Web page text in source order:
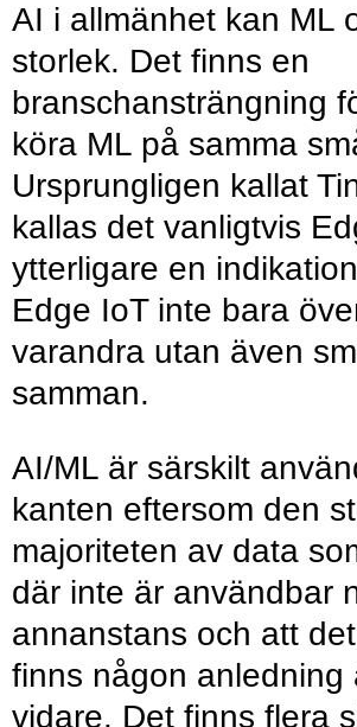
AI i allmänhet kan ML
storlek. Det finns en
branschansträngning
köra ML på samma
Ursprungligen kallat
kallas det vanligtvis
ytterligare en
Edge IoT inte bara
varandra utan även
samman.
AI/ML är särskilt
kanten eftersom den
majoriteten av data
där inte är användbar
annanstans och att
finns någon anledning
vidare. Det finns flera